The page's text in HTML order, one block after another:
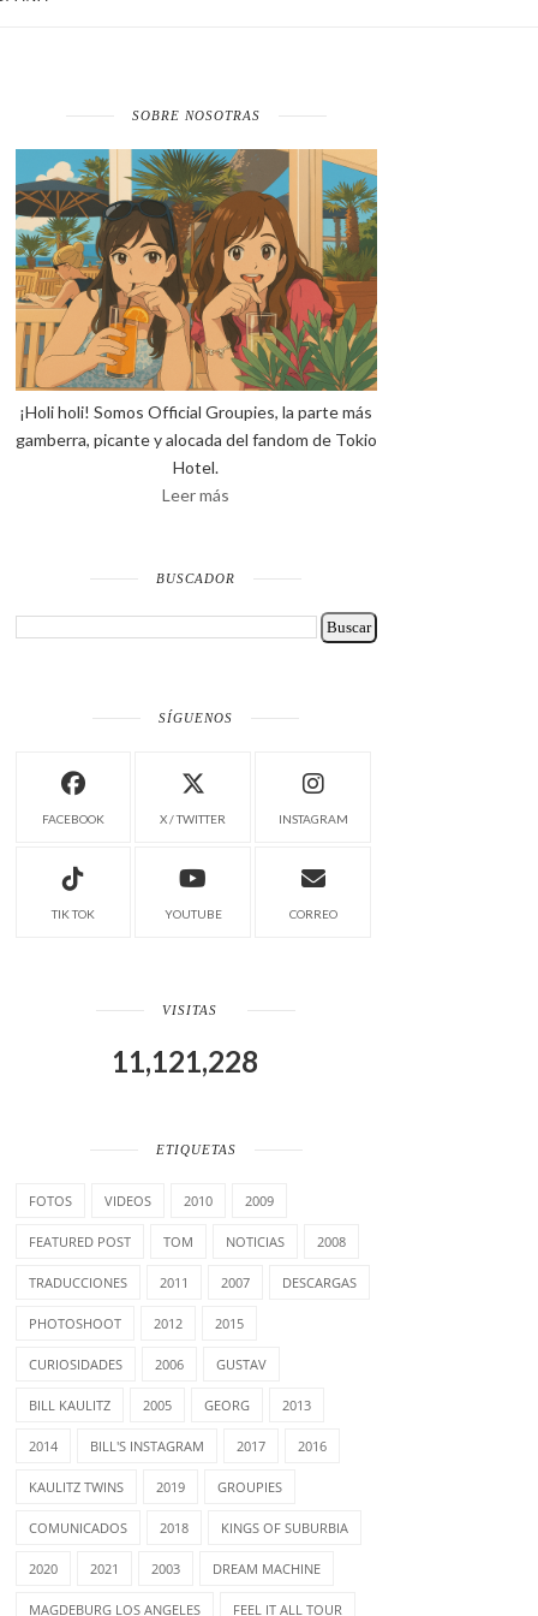
SOBRE NOSOTRAS
¡Holi holi! Somos Official Groupies, la parte más
gamberra, picante y alocada del fandom de Tokio
Hotel.
Leer más
BUSCADOR
SÍGUENOS
FACEBOOK X / TWITTER INSTAGRAM
TIK TOK YOUTUBE CORREO
VISITAS
11,121,228
ETIQUETAS
FOTOS VIDEOS 2010 2009
FEATURED POST TOM NOTICIAS 2008
TRADUCCIONES 2011 2007 DESCARGAS
PHOTOSHOOT 2012 2015
CURIOSIDADES 2006 GUSTAV
BILL KAULITZ 2005 GEORG 2013
2014 BILL'S INSTAGRAM 2017 2016
KAULITZ TWINS 2019 GROUPIES
COMUNICADOS 2018 KINGS OF SUBURBIA
2020 2021 2003 DREAM MACHINE
MAGDEBURG LOS ANGELES FEEL IT ALL TOUR